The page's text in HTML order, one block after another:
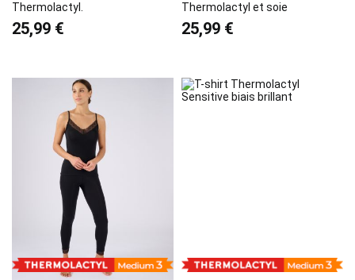
Thermolactyl.
25,99 €
Thermolactyl et soie
25,99 €